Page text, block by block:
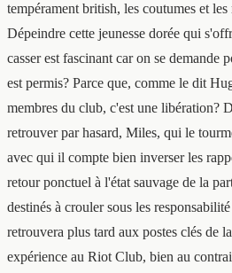
tempérament british, les coutumes et
Dépeindre cette jeunesse dorée qui
casser est fascinant car on se demande
est permis? Parce que, comme le dit
membres du club, c'est une libération?
retrouver par hasard, Miles, qui le
avec qui il compte bien inverser les
retour ponctuel à l'état sauvage de la
destinés à crouler sous les
retrouvera plus tard aux postes clés de
expérience au Riot Club, bien au